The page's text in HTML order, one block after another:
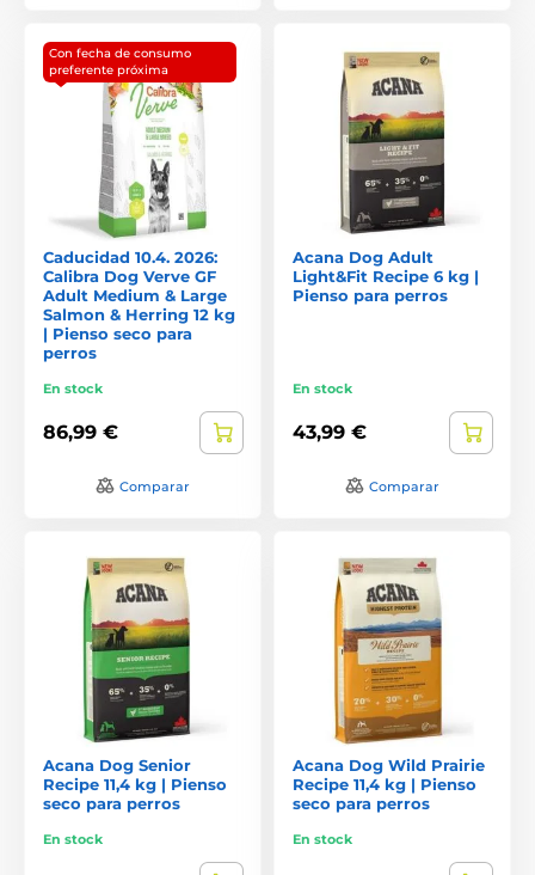
Con fecha de consumo
preferente próxima
Caducidad 10.4. 2026:
Calibra Dog Verve GF
Adult Medium & Large
Salmon & Herring 12 kg
| Pienso seco para
perros
En stock
86,99 €
Comparar
Acana Dog Adult
Light&Fit Recipe 6 kg |
Pienso para perros
En stock
43,99 €
Comparar
Acana Dog Senior
Recipe 11,4 kg | Pienso
seco para perros
En stock
Acana Dog Wild Prairie
Recipe 11,4 kg | Pienso
seco para perros
En stock